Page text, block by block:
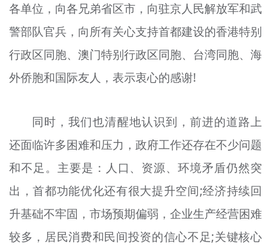
各单位，向各兄弟省区市，向驻京人民解放军和武
警部队官兵，向所有关心支持首都建设的香港特别
行政区同胞、澳门特别行政区同胞、台湾同胞、海
外侨胞和国际友人，表示衷心的感谢!
同时，我们也清醒地认识到，前进的道路上
还面临许多困难和压力，政府工作还存在不少问题
和不足。主要是：人口、资源、环境矛盾仍然突
出，首都功能优化还有很大提升空间;经济持续回
升基础不牢固，市场预期偏弱，企业生产经营困难
较多，居民消费和民间投资的信心不足;关键核心